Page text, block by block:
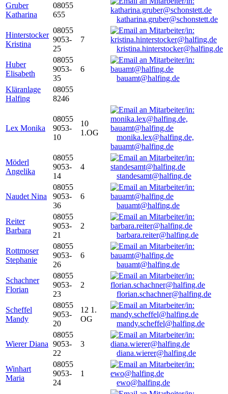
Gruber
Katharina
08055
655
katharina.gruber@schonstett.de
Hinterstocker
Kristina
08055
9053-
25
7
kristina.hinterstocker@halfing.de
Huber
Elisabeth
08055
9053-
35
6
bauamt@halfing.de
Kläranlage
Halfing
08055
8246
Lex Monika
08055
9053-
10
10
1.OG
monika.lex@halfing.de,
bauamt@halfing.de
Möderl
Angelika
08055
9053-
14
4
standesamt@halfing.de
Naudet Nina
08055
9053-
36
6
bauamt@halfing.de
Reiter
Barbara
08055
9053-
21
2
barbara.reiter@halfing.de
Rottmoser
Stephanie
08055
9053-
26
6
bauamt@halfing.de
Schachner
Florian
08055
9053-
23
2
florian.schachner@halfing.de
Scheffel
Mandy
08055
9053-
20
12 1.
OG
mandy.scheffel@halfing.de
Wierer Diana
08055
9053-
22
3
diana.wierer@halfing.de
Winhart
Maria
08055
9053-
24
1
ewo@halfing.de